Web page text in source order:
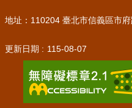
地址：110204 臺北市信義區市
更新日期 115-08-07